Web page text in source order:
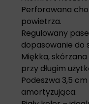
Perforowana
powietrza.
Regulowany
dopasowanie do
Miękka,
przy długim
Podeszwa 3,5
amortyzująca.